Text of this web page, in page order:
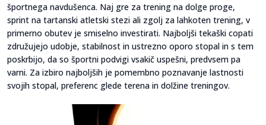
športnega navdušenca. Naj gre za trening na dolge proge,
sprint na tartanski atletski stezi ali zgolj za lahkoten trening, v
primerno obutev je smiselno investirati. Najboljši tekaški copati
združujejo udobje, stabilnost in ustrezno oporo stopal in s tem
poskrbijo, da so športni podvigi vsakič uspešni, predvsem pa
varni. Za izbiro najboljših je pomembno poznavanje lastnosti
svojih stopal, preferenc glede terena in dolžine treningov.